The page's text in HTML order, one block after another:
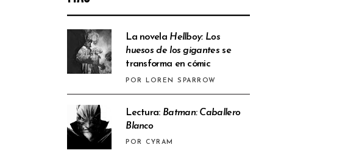
La novela Hellboy: Los
huesos de los gigantesse
transforma en cómic
POR LOREN SPARROW
Lectura: Batman: Caballero
Blanco
POR CYRAM